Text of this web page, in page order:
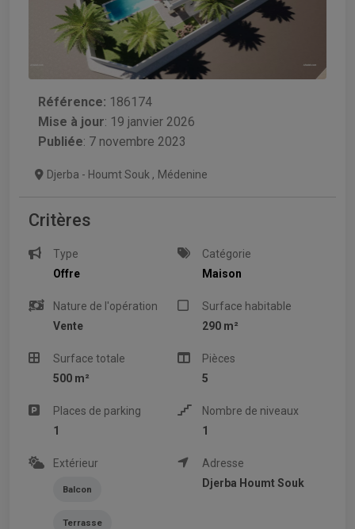
Référence: 186174
Mise à jour: 19 janvier 2026
Publiée: 7 novembre 2023
Djerba - Houmt Souk , Médenine
Critères
Type
Offre
Catégorie
Maison
Nature de l'opération
Vente
Surface habitable
290 m²
Surface totale
500 m²
Pièces
5
Places de parking
1
Nombre de niveaux
1
Extérieur
Balcon
Terrasse
Adresse
Djerba Houmt Souk